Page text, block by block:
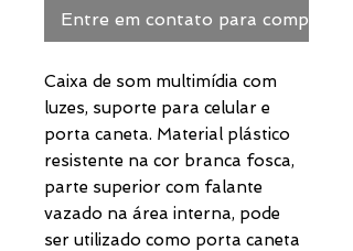
Entre em contato para comprar
Caixa de som multimídia com
luzes, suporte para celular e
porta caneta. Material plástico
resistente na cor branca fosca,
parte superior com falante
vazado na área interna, pode
ser utilizado como porta caneta